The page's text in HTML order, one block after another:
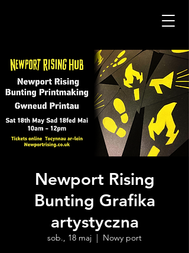
Newport Rising
Bunting Grafika
artystyczna
sob., 18 maj
  |
Nowy port